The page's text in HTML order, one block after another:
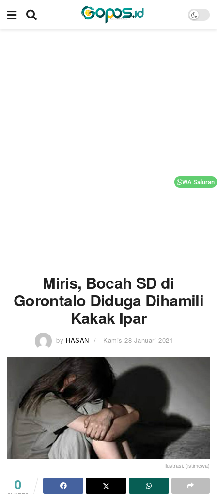
Miris, Bocah SD di
Gorontalo Diduga Dihamili
Kakak Ipar
by HASAN Kamis 28 Januari 2021
Ilustrasi. (istimewa)
0
WA Saluran